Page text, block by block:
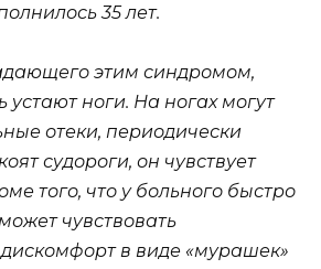
35 лет.
этим синдромом,
устают ноги. На ногах могут
отеки, периодически
судороги, он чувствует
того, что у больного быстро
чувствовать
в виде «мурашек»